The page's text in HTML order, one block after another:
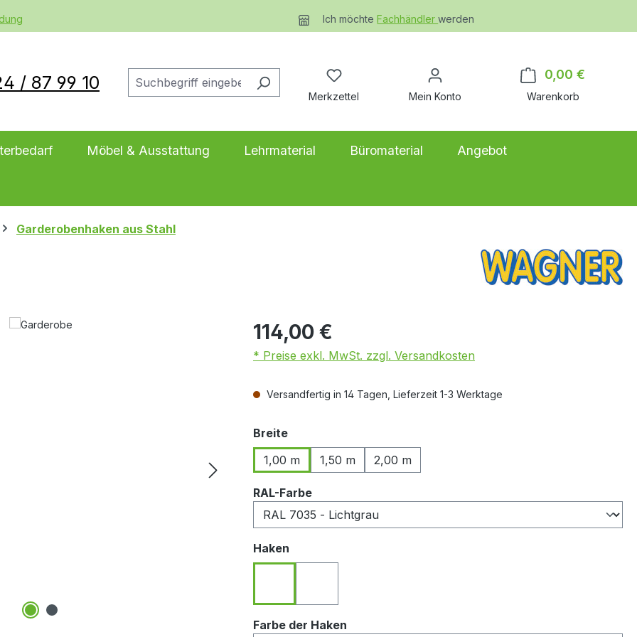
Ich möchteFachhändlerwerden
/ 87 99 10 Du hast 0 Produkte auf dem Merkzettel
Merkzettel Mein Konto
0,00 €
Warenkorb
Möbel & Ausstattung Lehrmaterial Büromaterial Angebot
Garderobenhaken aus Stahl
114,00 €
* Preise exkl. MwSt. zzgl. Versandkosten
Versandfertig in 14 Tagen, Lieferzeit 1-3 Werktage
Breiteauswählen
1,00 m
1,50 m 2,00 m
RAL-Farbeauswählen
Haken
Farbe der Haken